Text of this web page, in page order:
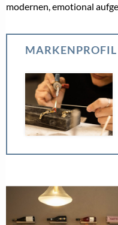
modernen, emotional
MARKENPROFIL